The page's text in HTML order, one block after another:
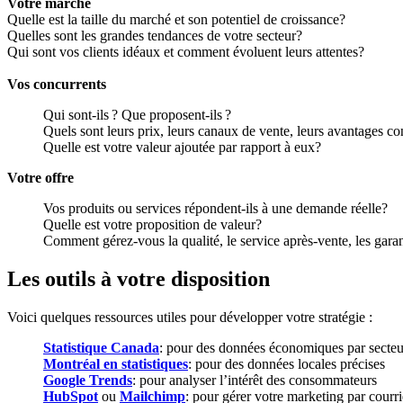
Votre marché
Quelle est la taille du marché et son potentiel de croissance?
Quelles sont les grandes tendances de votre secteur?
Qui sont vos clients idéaux et comment évoluent leurs attentes?
Vos concurrents
Qui sont-ils ? Que proposent-ils ?
Quels sont leurs prix, leurs canaux de vente, leurs avantages
Quelle est votre valeur ajoutée par rapport à eux?
Votre offre
Vos produits ou services répondent-ils à une demande réelle?
Quelle est votre proposition de valeur?
Comment gérez-vous la qualité, le service après-vente, les
Les outils à votre disposition
Voici quelques ressources utiles pour développer votre stratégie :
Statistique Canada: pour des données économiques par
Montréal en statistiques: pour des données locales précises
Google Trends: pour analyser l’intérêt des consommateurs
HubSpot ou Mailchimp: pour gérer votre marketing par